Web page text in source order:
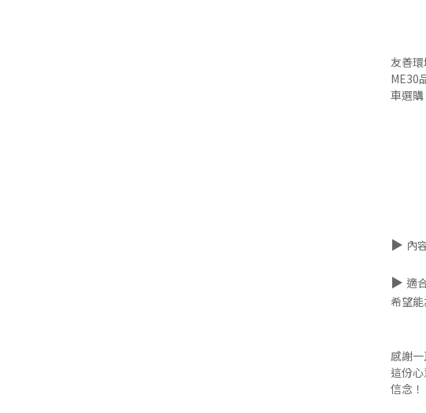
友善
ME30
車選
▶ 內
▶ 適
希望能
感謝
這份
信念！